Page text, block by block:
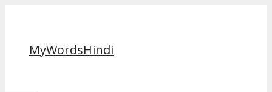
MyWordsHindi